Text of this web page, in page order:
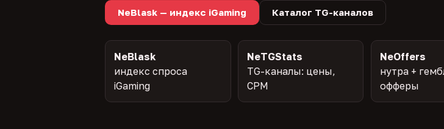
NeBlask — индекс iGaming Каталог TG-каналов
NeBlask
индекс спроса
iGaming
NeTGStats
TG-каналы: цены,
CPM
NeOffers
нутра +
офферы